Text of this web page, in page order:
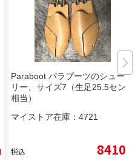
Paraboot パラブーツのシューツ
リー、サイズ7（生足25.5センチ
相当）
マイストア在庫： 4721
税込 8410